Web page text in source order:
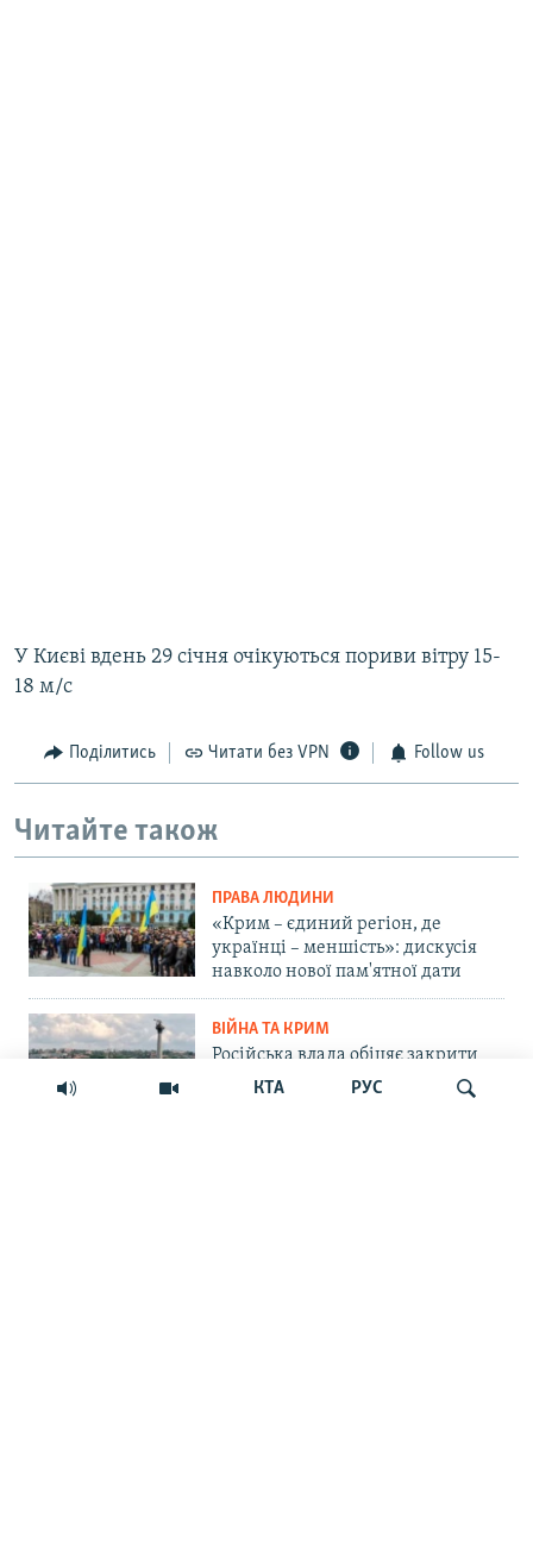
КТА РУС
У Києві вдень 29 січня очікуються пориви вітру 15-
18 м/с
Поділитись Читати без VPN Follow us
Читайте також
ПРАВА ЛЮДИНИ
«Крим – єдиний регіон, де
українці – меншість»: дискусія
навколо нової пам'ятної дати
ВІЙНА ТА КРИМ
Російська влада обіцяє закрити
морський шлях українським
БпЛА до Севастополя. Чи реально